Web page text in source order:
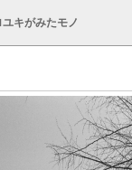
キがみたモノ